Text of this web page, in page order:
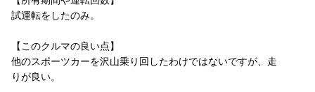
試運転をしたのみ。
【このクルマの良い点】
他のスポーツカーを沢山乗り回したわけではないですが、走
りが良い。